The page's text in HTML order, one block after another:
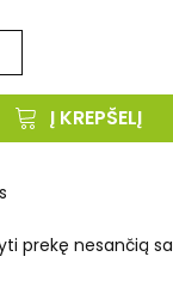
Į KREPŠELĮ
prekę nesančią